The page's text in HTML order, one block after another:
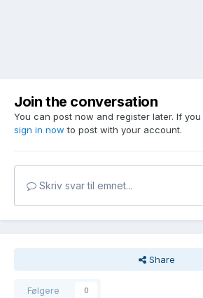
Join the conversation
You can post now and register later. If
sign in now to post with your account.
Skriv svar til emnet...
Share
Følgere 0